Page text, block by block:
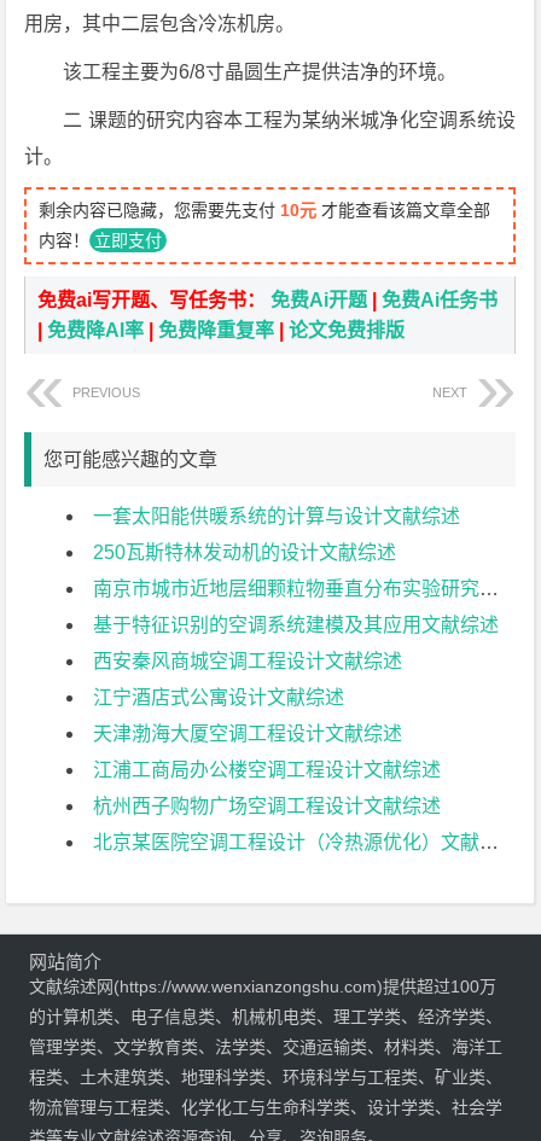
用房，其中二层包含冷冻机房。
该工程主要为6/8寸晶圆生产提供洁净的环境。
二 课题的研究内容本工程为某纳米城净化空调系统设
计。
剩余内容已隐藏，您需要先支付 10元 才能查看该篇文章全部
内容！ 立即支付
免费ai写开题、写任务书：免费Ai开题 |免费Ai任务书
|免费降AI率 |免费降重复率 |论文免费排版
PREVIOUS NEXT
您可能感兴趣的文章
一套太阳能供暖系统的计算与设计文献综述
250瓦斯特林发动机的设计文献综述
南京市城市近地层细颗粒物垂直分布实验研究文献综述
基于特征识别的空调系统建模及其应用文献综述
西安秦风商城空调工程设计文献综述
江宁酒店式公寓设计文献综述
天津渤海大厦空调工程设计文献综述
江浦工商局办公楼空调工程设计文献综述
杭州西子购物广场空调工程设计文献综述
北京某医院空调工程设计（冷热源优化）文献综述
网站简介
文献综述网(https://www.wenxianzongshu.com)提供超过100万
的计算机类、电子信息类、机械机电类、理工学类、经济学类、
管理学类、文学教育类、法学类、交通运输类、材料类、海洋工
程类、土木建筑类、地理科学类、环境科学与工程类、矿业类、
物流管理与工程类、化学化工与生命科学类、设计学类、社会学